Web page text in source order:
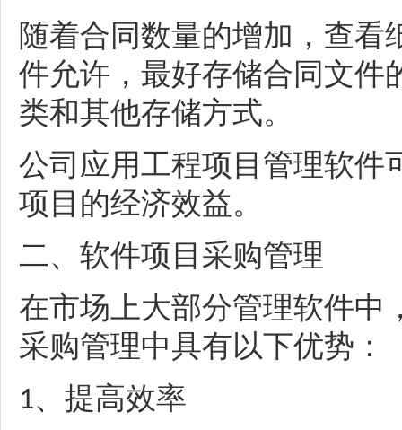
随着合同数量的增加，查看
件允许，最好存储合同文件
类和其他存储方式。
公司应用工程项目管理软件
项目的经济效益。
二、 软件项目采购管理
在市场上大部分管理软件中
采购管理中具有以下优势：
1、 提高效率